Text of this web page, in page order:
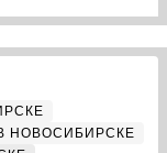
НОВОСИБИРСКЕ